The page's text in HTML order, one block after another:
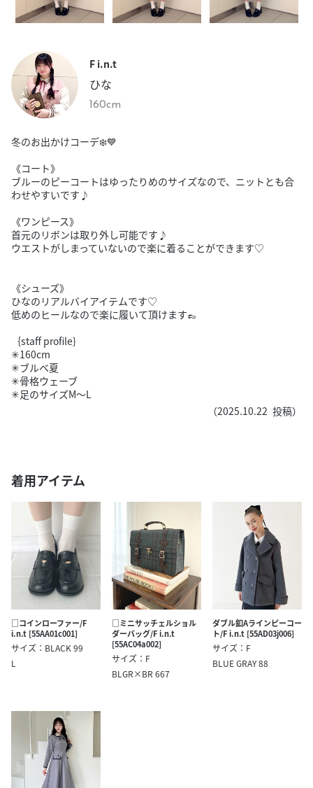
F i.n.t
ひな
160cm
冬のお出かけコーデ❄️💙
《コート》
ブルーのピーコートはゆったりめのサイズなので、ニットとも合
わせやすいです♪
《ワンピース》
首元のリボンは取り外し可能です♪
ウエストがしまっていないので楽に着ることができます♡
《シューズ》
ひなのリアルバイアイテムです♡
低めのヒールなので楽に履いて頂けます👞
｛staff profile｝
✳︎160cm
✳︎ブルベ夏
✳︎骨格ウェーブ
✳︎足のサイズM〜L
（2025.10.22 投稿）
着用アイテム
□コインローファー/F
i.n.t [55AA01c001]
サイズ：BLACK 99
L
□ミニサッチェルショル
ダーバッグ/F i.n.t
[55AC04a002]
サイズ：F
BLGR×BR 667
ダブル釦Aラインピーコー
ト/F i.n.t [55AD03j006]
サイズ：F
BLUE GRAY 88